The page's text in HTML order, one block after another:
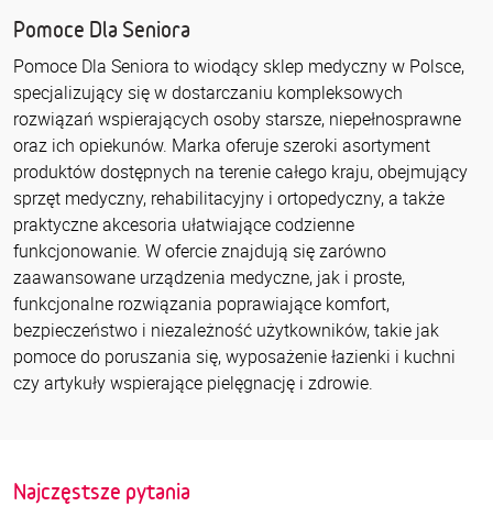
Pomoce Dla Seniora
Pomoce Dla Seniora to wiodący sklep medyczny w Polsce,
specjalizujący się w dostarczaniu kompleksowych
rozwiązań wspierających osoby starsze, niepełnosprawne
oraz ich opiekunów. Marka oferuje szeroki asortyment
produktów dostępnych na terenie całego kraju, obejmujący
sprzęt medyczny, rehabilitacyjny i ortopedyczny, a także
praktyczne akcesoria ułatwiające codzienne
funkcjonowanie. W ofercie znajdują się zarówno
zaawansowane urządzenia medyczne, jak i proste,
funkcjonalne rozwiązania poprawiające komfort,
bezpieczeństwo i niezależność użytkowników, takie jak
pomoce do poruszania się, wyposażenie łazienki i kuchni
czy artykuły wspierające pielęgnację i zdrowie.
Najczęstsze pytania